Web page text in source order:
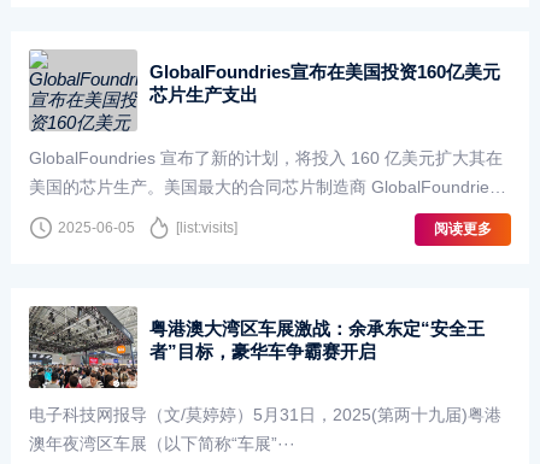
GlobalFoundries宣布在美国投资160亿美元
芯片生产支出
GlobalFoundries 宣布了新的计划，将投入 160 亿美元扩大其在
美国的芯片生产。美国最大的合同芯片制造商 GlobalFoundries
宣布了这一决定，以回应美国对 Apple 和 Qua···
2025-06-05 [list:visits] 阅读更多
粤港澳大湾区车展激战：余承东定“安全王
者”目标，豪华车争霸赛开启
电子科技网报导（文/莫婷婷）5月31日，2025(第两十九届)粤港
澳年夜湾区车展（以下简称“车展”···